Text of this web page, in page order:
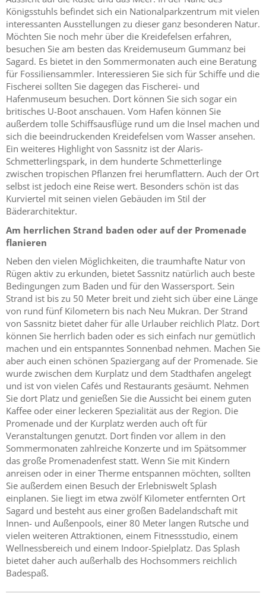
Königsstuhls befindet sich ein Nationalparkzentrum mit vielen
interessanten Ausstellungen zu dieser ganz besonderen Natur.
Möchten Sie noch mehr über die Kreidefelsen erfahren,
besuchen Sie am besten das Kreidemuseum Gummanz bei
Sagard. Es bietet in den Sommermonaten auch eine Beratung
für Fossiliensammler. Interessieren Sie sich für Schiffe und die
Fischerei sollten Sie dagegen das Fischerei- und
Hafenmuseum besuchen. Dort können Sie sich sogar ein
britisches U-Boot anschauen. Vom Hafen können Sie
außerdem tolle Schiffsausflüge rund um die Insel machen und
sich die beeindruckenden Kreidefelsen vom Wasser ansehen.
Ein weiteres Highlight von Sassnitz ist der Alaris-
Schmetterlingspark, in dem hunderte Schmetterlinge
zwischen tropischen Pflanzen frei herumflattern. Auch der Ort
selbst ist jedoch eine Reise wert. Besonders schön ist das
Kurviertel mit seinen vielen Gebäuden im Stil der
Bäderarchitektur.
Am herrlichen Strand baden oder auf der Promenade
flanieren
Neben den vielen Möglichkeiten, die traumhafte Natur von
Rügen aktiv zu erkunden, bietet Sassnitz natürlich auch beste
Bedingungen zum Baden und für den Wassersport. Sein
Strand ist bis zu 50 Meter breit und zieht sich über eine Länge
von rund fünf Kilometern bis nach Neu Mukran. Der Strand
von Sassnitz bietet daher für alle Urlauber reichlich Platz. Dort
können Sie herrlich baden oder es sich einfach nur gemütlich
machen und ein entspanntes Sonnenbad nehmen. Machen Sie
aber auch einen schönen Spaziergang auf der Promenade. Sie
wurde zwischen dem Kurplatz und dem Stadthafen angelegt
und ist von vielen Cafés und Restaurants gesäumt. Nehmen
Sie dort Platz und genießen Sie die Aussicht bei einem guten
Kaffee oder einer leckeren Spezialität aus der Region. Die
Promenade und der Kurplatz werden auch oft für
Veranstaltungen genutzt. Dort finden vor allem in den
Sommermonaten zahlreiche Konzerte und im Spätsommer
das große Promenadenfest statt. Wenn Sie mit Kindern
anreisen oder in einer Therme entspannen möchten, sollten
Sie außerdem einen Besuch der Erlebniswelt Splash
einplanen. Sie liegt im etwa zwölf Kilometer entfernten Ort
Sagard und besteht aus einer großen Badelandschaft mit
Innen- und Außenpools, einer 80 Meter langen Rutsche und
vielen weiteren Attraktionen, einem Fitnessstudio, einem
Wellnessbereich und einem Indoor-Spielplatz. Das Splash
bietet daher auch außerhalb des Hochsommers reichlich
Badespaß.